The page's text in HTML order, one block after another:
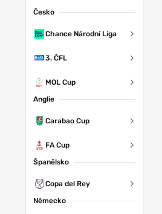
Česko
Chance Národní Liga
3. ČFL
MOL Cup
Anglie
Carabao Cup
FA Cup
Španělsko
Copa del Rey
Německo